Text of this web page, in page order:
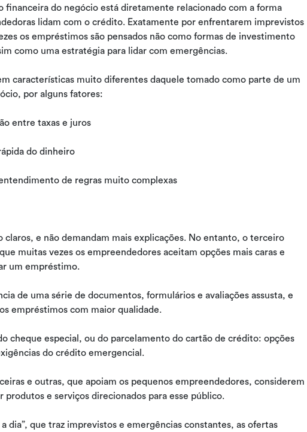
financeira do negócio está diretamente relacionado com a forma
lidam com o crédito. Exatamente por enfrentarem imprevistos
os empréstimos são pensados não como formas de investimento
como uma estratégia para lidar com emergências.
características muito diferentes daquele tomado como parte de um
por alguns fatores:
entre taxas e juros
do dinheiro
de regras muito complexas
e não demandam mais explicações. No entanto, o terceiro
muitas vezes os empreendedores aceitam opções mais caras e
um empréstimo.
de uma série de documentos, formulários e avaliações assusta, e
empréstimos com maior qualidade.
cheque especial, ou do parcelamento do cartão de crédito: opções
do crédito emergencial.
e outras, que apoiam os pequenos empreendedores, considerem
produtos e serviços direcionados para esse público.
dia”, que traz imprevistos e emergências constantes, as ofertas